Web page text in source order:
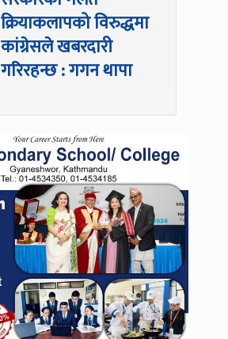
क्रियाकलापको विरुद्धमा
कांग्रेसले खबरदारी
गरिरहन्छ : गगन थापा